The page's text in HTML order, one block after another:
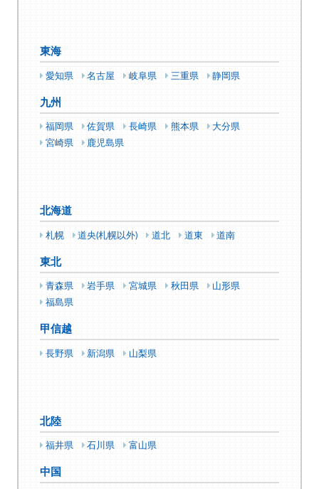
東海
愛知県 名古屋 岐阜県 三重県 静岡県
九州
福岡県 佐賀県 長崎県 熊本県
大分県
宮崎県
鹿児島県
北海道
札幌 道央(札幌以外) 道北 道東 道南
東北
青森県 岩手県 宮城県 秋田県
山形県
福島県
甲信越
長野県 新潟県 山梨県
北陸
福井県 石川県 富山県
中国